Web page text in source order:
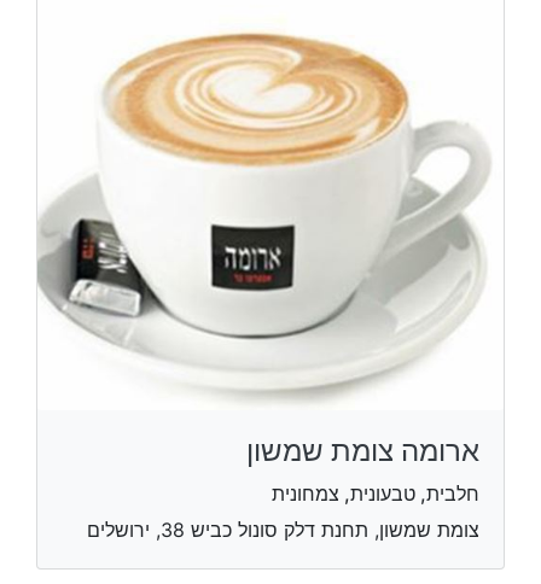
ארומה צומת שמשון
חלבית, טבעונית, צמחונית
צומת שמשון, תחנת דלק סונול כביש 38, ירושלים